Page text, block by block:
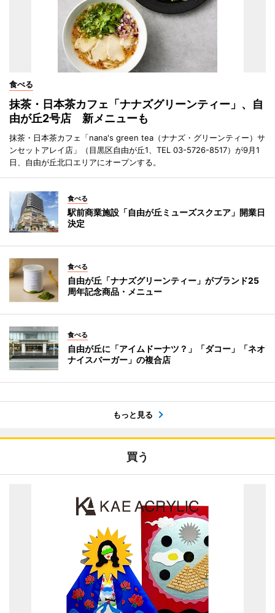
食べる
抹茶・日本茶カフェ「ナナズグリーンティー」、自
由が丘2号店 新メニューも
抹茶・日本茶カフェ「nana's green tea（ナナズ・グリーンティー）サ
ンセットアレイ店」（目黒区自由が丘1、TEL 03-5726-8517）が9月1
日、自由が丘北口エリアにオープンする。
食べる
駅前商業施設「自由が丘ミューズスクエア」開業日
決定
食べる
自由が丘「ナナズグリーンティー」がブランド25
周年記念商品・メニュー
食べる
自由が丘に「アイムドーナツ？」「ダコー」「ネオ
ナイスバーガー」の複合店
もっと見る
買う